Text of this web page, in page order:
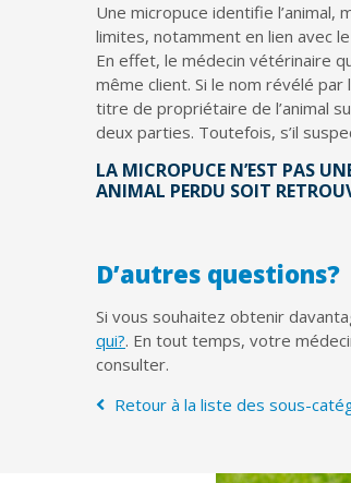
Une micropuce identifie
limites, notamment en lien avec
En effet, le médecin vétérinaire
même client. Si le nom révélé
titre de propriétaire de l’animal
deux parties. Toutefois, s’il
LA MICROPUCE N’EST PAS
ANIMAL PERDU SOIT
D’autres questions?
Si vous souhaitez obtenir
qui?. En tout temps, votre
consulter.
Retour à la liste des sous-